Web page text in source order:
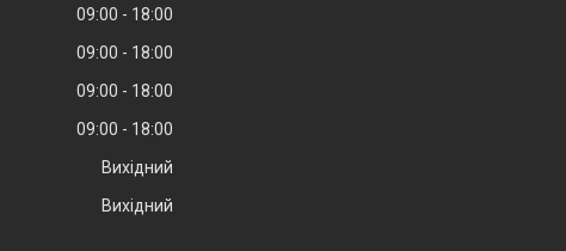
09:00
18:00
09:00
18:00
09:00
18:00
09:00
18:00
Вихідний
Вихідний